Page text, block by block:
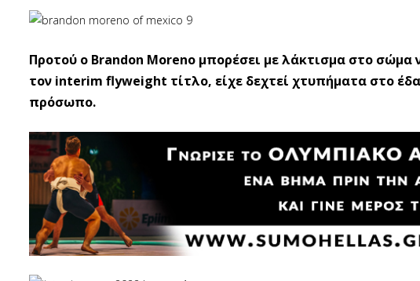
Προτού ο Brandon Moreno μπορέσει με λάκτισμα στο σώμα
τον interim flyweight τίτλο, είχε δεχτεί χτυπήματα στο
πρόσωπο.